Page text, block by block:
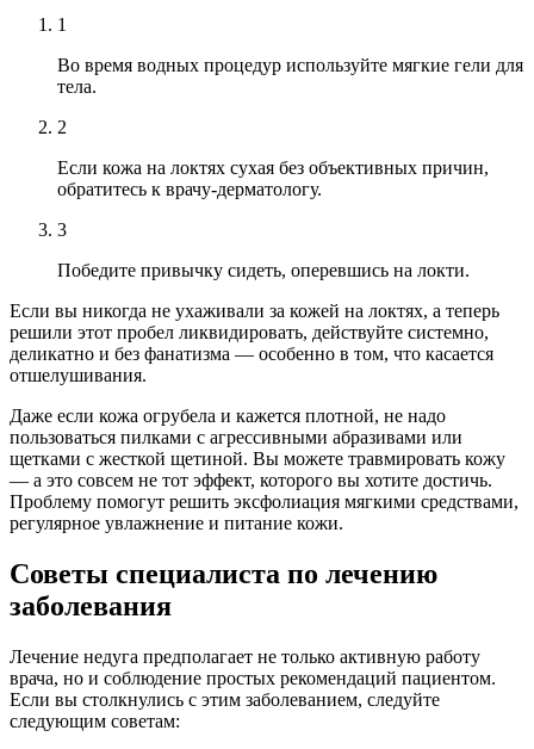
1
Во время водных процедур используйте мягкие гели для
тела.
2
Если кожа на локтях сухая без объективных причин,
обратитесь к врачу-дерматологу.
3
Победите привычку сидеть, оперевшись на локти.
Если вы никогда не ухаживали за кожей на локтях, а теперь
решили этот пробел ликвидировать, действуйте системно,
деликатно и без фанатизма — особенно в том, что касается
отшелушивания.
Даже если кожа огрубела и кажется плотной, не надо
пользоваться пилками с агрессивными абразивами или
щетками с жесткой щетиной. Вы можете травмировать кожу
— а это совсем не тот эффект, которого вы хотите достичь.
Проблему помогут решить эксфолиация мягкими средствами,
регулярное увлажнение и питание кожи.
Советы специалиста по лечению
заболевания
Лечение недуга предполагает не только активную работу
врача, но и соблюдение простых рекомендаций пациентом.
Если вы столкнулись с этим заболеванием, следуйте
следующим советам: